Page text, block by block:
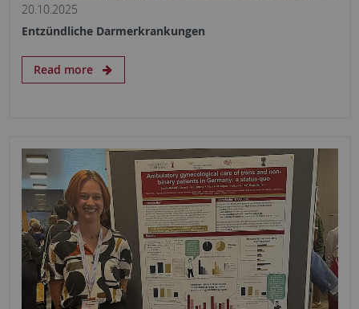
20.10.2025
Entzündliche Darmerkrankungen
Read more